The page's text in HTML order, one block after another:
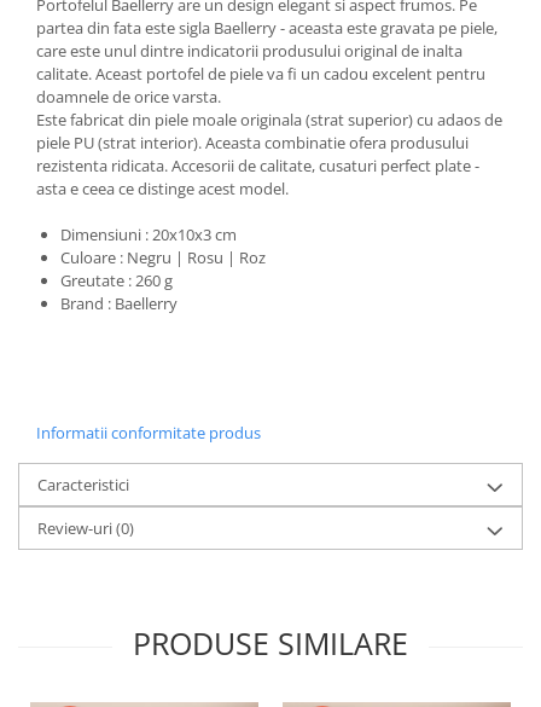
Portofelul Baellerry are un design elegant si aspect frumos. Pe
partea din fata este sigla Baellerry - aceasta este gravata pe piele,
care este unul dintre indicatorii produsului original de inalta
calitate. Aceast portofel de piele va fi un cadou excelent pentru
doamnele de orice varsta.
Este fabricat din piele moale originala (strat superior) cu adaos de
piele PU (strat interior). Aceasta combinatie ofera produsului
rezistenta ridicata. Accesorii de calitate, cusaturi perfect plate -
asta e ceea ce distinge acest model.
Dimensiuni : 20x10x3 cm
Culoare : Negru | Rosu | Roz
Greutate : 260 g
Brand : Baellerry
Informatii conformitate produs
Caracteristici
Review-uri(0)
PRODUSE SIMILARE